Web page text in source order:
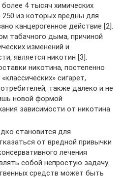
4 тысяч химических
из которых вредны для
канцерогенное действие [2].
табачного дыма, причиной
изменений и
является никотин [3].
никотина, постепенно
сигарет,
также далеко и не
новой формой
зависимости от никотина.
становится для
от вредной привычки
лечения
собой непростую задачу.
средств может быть